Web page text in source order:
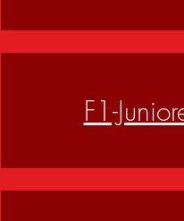
F1-